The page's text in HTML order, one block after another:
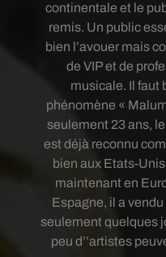
continentale et le
remis. Un public
bien l’avouer mais
de VIP et de
musicale. Il faut
phénomène «
seulement 23 ans,
est déjà reconnu
bien aux Etats-
maintenant en
Espagne, il a vendu
seulement quelques
peu d’’artistes